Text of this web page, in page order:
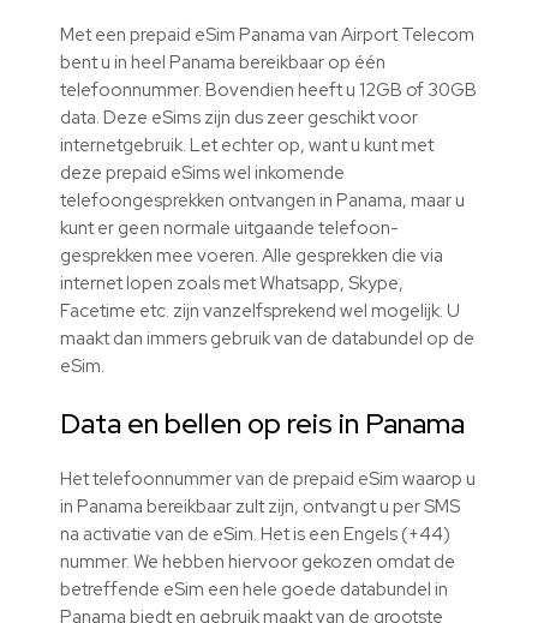
Met een prepaid eSim Panama van Airport Telecom
bent u in heel Panama bereikbaar op één
telefoonnummer. Bovendien heeft u 12GB of 30GB
data. Deze eSims zijn dus zeer geschikt voor
internetgebruik. Let echter op, want u kunt met
deze prepaid eSims wel inkomende
telefoongesprekken ontvangen in Panama, maar u
kunt er geen normale uitgaande telefoon-
gesprekken mee voeren. Alle gesprekken die via
internet lopen zoals met Whatsapp, Skype,
Facetime etc. zijn vanzelfsprekend wel mogelijk. U
maakt dan immers gebruik van de databundel op de
eSim.
Data en bellen op reis in Panama
Het telefoonnummer van de prepaid eSim waarop u
in Panama bereikbaar zult zijn, ontvangt u per SMS
na activatie van de eSim. Het is een Engels (+44)
nummer. We hebben hiervoor gekozen omdat de
betreffende eSim een hele goede databundel in
Panama biedt en gebruik maakt van de grootste